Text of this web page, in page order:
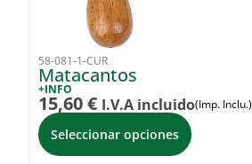
58-081-1-CUR
Matacantos
+INFO
15,60€ I.V.A incluido(Imp. Inclu.)
Seleccionar opciones